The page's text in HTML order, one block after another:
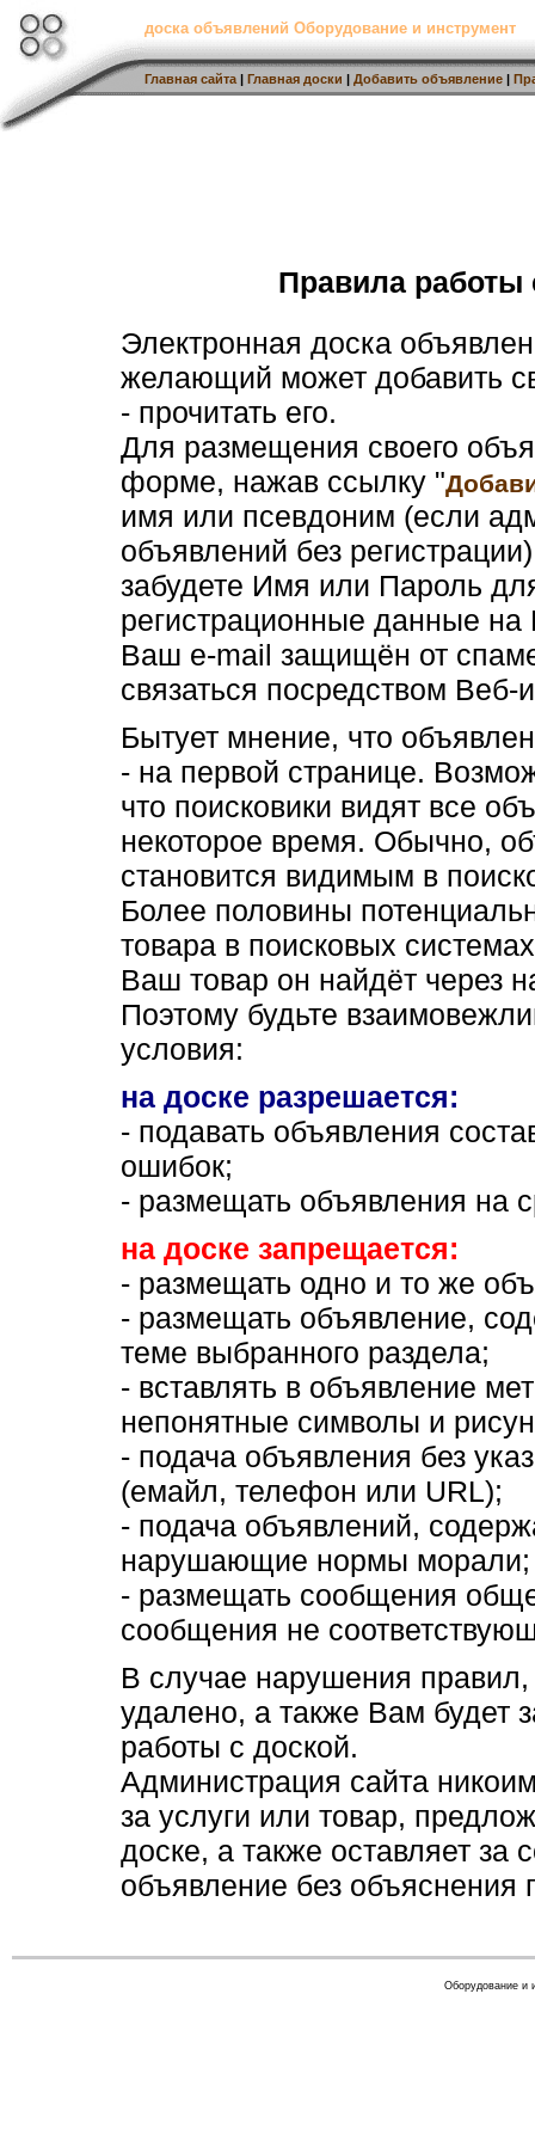
доска объявлений Оборудование и инструмент
Главная сайта | Главная доски | Добавить объявление |
Правила
Электронная доска
желающий может добавить
- прочитать его.
Для размещения своего
форме, нажав ссылку "
имя или псевдоним (если
объявлений без
забудете Имя или Пароль
регистрационные данные на
Ваш e-mail защищён от
связаться посредством
Бытует мнение, что
- на первой странице.
что поисковики видят все
некоторое время. Обычно,
становится видимым в
Более половины
товара в поисковых
Ваш товар он найдёт через
Поэтому будьте
условия:
на доске разрешается:
- подавать объявления
ошибок;
- размещать объявления на
на доске запрещается:
- размещать одно и то же
- размещать объявление,
теме выбранного раздела;
- вставлять в объявление
непонятные символы и
- подача объявления без
(емайл, телефон или URL);
- подача объявлений,
нарушающие нормы морали;
- размещать сообщения
сообщения не
В случае нарушения
удалено, а также Вам будет
работы с доской.
Администрация сайта
за услуги или товар,
доске, а также оставляет за
объявление без объяснения
Оборудование и